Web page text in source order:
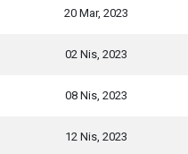
20 Mar, 2023
02 Nis, 2023
08 Nis, 2023
12 Nis, 2023